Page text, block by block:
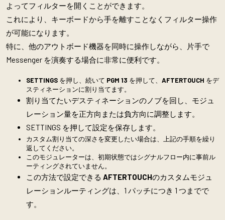
よってフィルターを開くことができます。
これにより、キーボードから手を離すことなくフィルター操作
が可能になります。
特に、他のアウトボード機器を同時に操作しながら、片手で
Messenger を演奏する場合に非常に便利です。
SETTINGS を押し、続いて PGM 13 を押して、 AFTERTOUCH をデ
スティネーションに割り当てます。
割り当てたいデスティネーションのノブを回し、モジュ
レーション量を正方向または負方向に調整します。
SETTINGS を押して設定を保存します。
カスタム割り当ての深さを変更したい場合は、上記の手順を繰り
返してください。
このモジュレーターは、初期状態ではシグナルフロー内に事前ル
ーティングされていません。
この方法で設定できる AFTERTOUCHのカスタムモジュ
レーションルーティングは、1 パッチにつき 1 つまでで
す。